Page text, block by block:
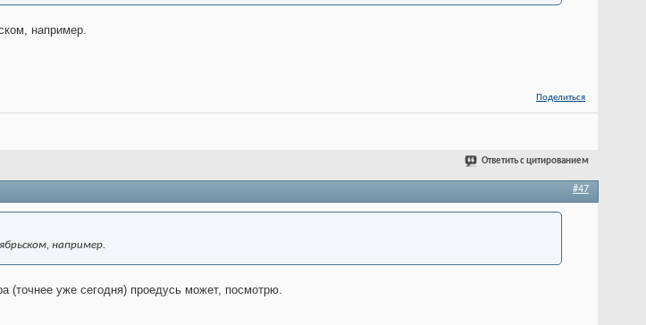
например.
Поделиться
Ответить с цитированием
#47
например.
(точнее уже сегодня) проедусь может, посмотрю.